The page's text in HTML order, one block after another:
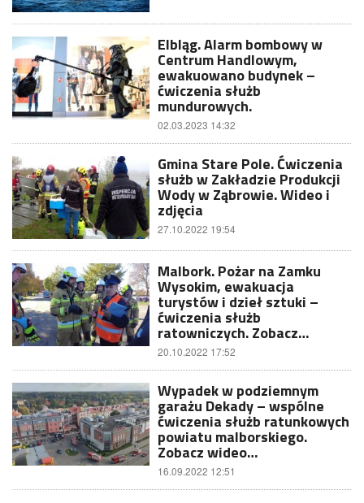
Elbląg. Alarm bombowy w
Centrum Handlowym,
ewakuowano budynek –
ćwiczenia służb
mundurowych.
02.03.2023 14:32
Gmina Stare Pole. Ćwiczenia
służb w Zakładzie Produkcji
Wody w Ząbrowie. Wideo i
zdjęcia
27.10.2022 19:54
Malbork. Pożar na Zamku
Wysokim, ewakuacja
turystów i dzieł sztuki –
ćwiczenia służb
ratowniczych. Zobacz…
20.10.2022 17:52
Wypadek w podziemnym
garażu Dekady – wspólne
ćwiczenia służb ratunkowych
powiatu malborskiego.
Zobacz wideo…
16.09.2022 12:51